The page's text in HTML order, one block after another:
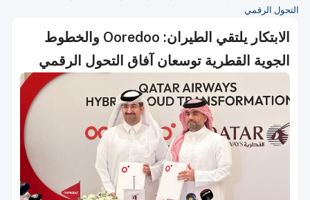
التحول الرقمي
الابتكار يلتقي الطيران: Ooredoo والخطوط
الجوية القطرية توسعان آفاق التحول الرقمي